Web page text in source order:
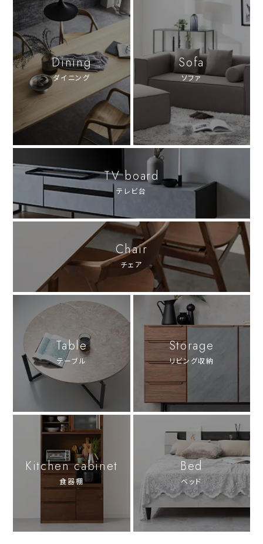
Dining
ダイニング
Sofa
ソファ
TV board
テレビ台
Chair
チェア
Table
テーブル
Storage
リビング収納
Kitchen cabinet
食器棚
Bed
ベッド